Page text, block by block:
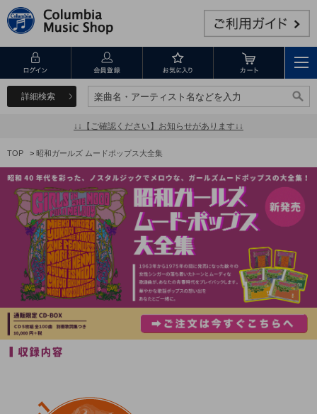
詳細検索 楽曲名・アーティスト名などを入力
楽曲名・アーティスト名などを入力
↓↓【ご確認ください】お知らせがあります↓↓
TOP > 昭和ガールズ ムードポップス大全集